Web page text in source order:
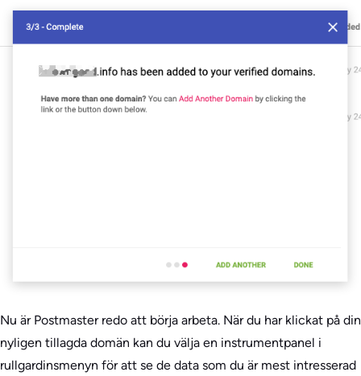
Nu är Postmaster redo att börja arbeta. När du har klickat på din
nyligen tillagda domän kan du välja en instrumentpanel i
rullgardinsmenyn för att se de data som du är mest intresserad